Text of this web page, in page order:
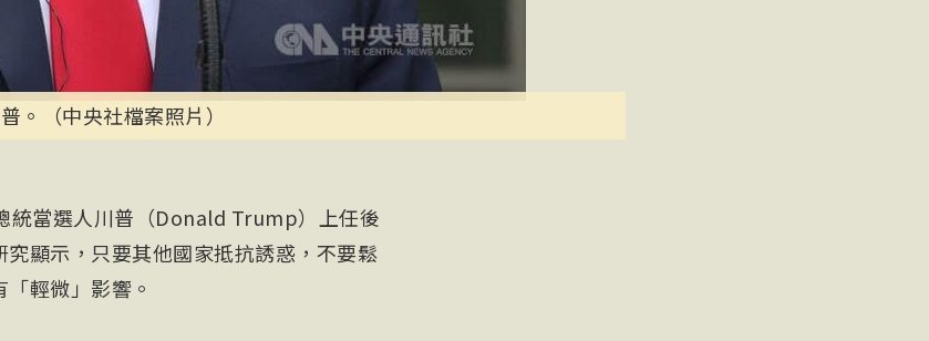
。（中央社檔案照片）
統當選人川普（Donald Trump）上任後
顯示，只要其他國家抵抗誘惑，不要鬆
輕微」影響。